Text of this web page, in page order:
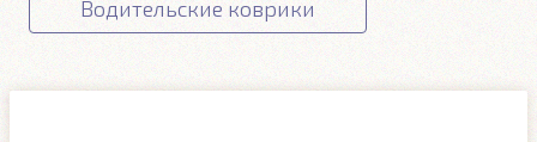
Водительские коврики